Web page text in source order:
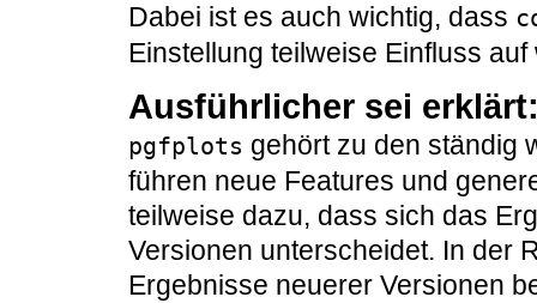
Dabei ist es auch wichtig, dass
Einstellung teilweise Einfluss
Ausführlicher sei
pgfplots gehört zu den ständig
führen neue Features und
teilweise dazu, dass sich das
Versionen unterscheidet. In der
Ergebnisse neuerer Versionen